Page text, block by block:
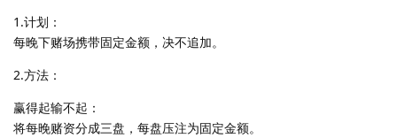
1.计划：
每晚下赌场携带固定金额，决不追加。
2.方法：
赢得起输不起：
将每晚赌资分成三盘，每盘压注为固定金额。